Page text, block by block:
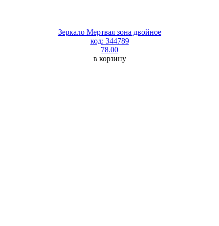
Зеркало Мертвая зона двойное
код: 344789
78.00
в корзину